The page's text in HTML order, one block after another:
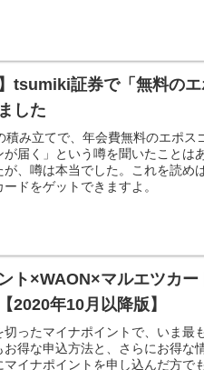
】tsumiki証券で「無料の
した
積み立てで、年会費無料のエポス
が届く」という噂を聞いたことは
が、噂は本当でした。これを読め
ドをゲットできますよ。
ト×WAON×マルエツカ
2020年10月以降版】
切ったマイナポイントで、いま最
お得な申込方法と、さらにお得な
マイナポイントを申し込んだ方で